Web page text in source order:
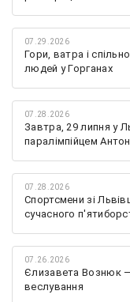
07.29.2026
Гори, ватра і
людей у Горганах
07.28.2026
Завтра, 29 липня у
паралімпійцем
07.28.2026
Спортсмени зі
сучасного
07.26.2026
Єлизавета Вознюк —
веслування